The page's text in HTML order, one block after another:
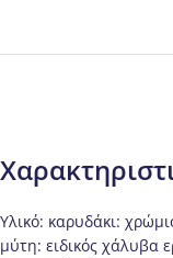
Υλικό: καρυδάκι:
μύτη: ειδικός χάλυβα